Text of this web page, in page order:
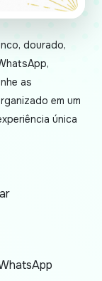
dourado,
as
em um
única